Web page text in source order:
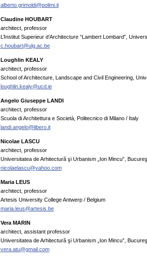
alberto.grimoldi@polimi.it
Claudine HOUBART
architect, professor
L’Institut Superieur d’Architecture “Lambert Lombard”,
c.houbart@ulg.ac.be
Loughlin KEALY
architect, professor
School of Architecture, Landscape and Civil Engineering,
loughlin.kealy@ucd.ie
Angelo Giuseppe LANDI
architect, professor
Scuola di Architettura e Società, Politecnico di Milano / Italy
landi.angelo@libero.it
Nicolae LASCU
architect, professor
Universitatea de Arhitectură şi Urbanism „Ion Mincu”,
nicolaelascu@yahoo.com
Maria LEUS
architect, professor
Artesis University College Antwerp / Belgium
maria.leus@artesis.be
Vera MARIN
architect, assistant professor
Universitatea de Arhitectură şi Urbanism „Ion Mincu”,
vera.atu@gmail.com